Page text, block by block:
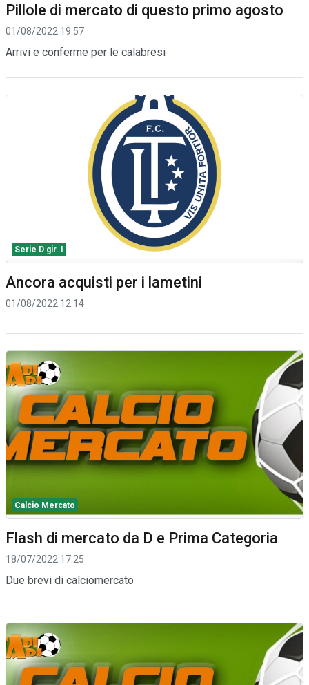
Pillole di mercato di questo primo agosto
01/08/2022 19:57
Arrivi e conferme per le calabresi
Serie D gir. I
Ancora acquisti per i lametini
01/08/2022 12:14
Calcio Mercato
Flash di mercato da D e Prima Categoria
18/07/2022 17:25
Due brevi di calciomercato